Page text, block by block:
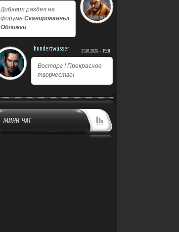
Добавил раздел на
форуме Сканированные
Обложки
hundertwasser 25.01.2026 - 19:31
Восторг ! Прекрасное
творчество!
МИНИ ЧАТ